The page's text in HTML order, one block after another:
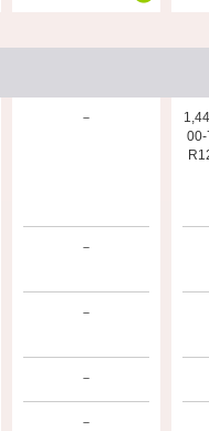
－
－
－
－
－
00-